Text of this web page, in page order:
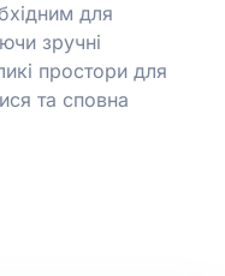
для
зручні
простори для
та сповна